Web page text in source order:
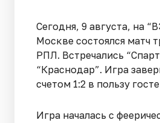
Сегодня, 9 августа, на
Москве состоялся матч
РПЛ. Встречались
“Краснодар”. Игра
счетом 1:2 в пользу
Игра началась с